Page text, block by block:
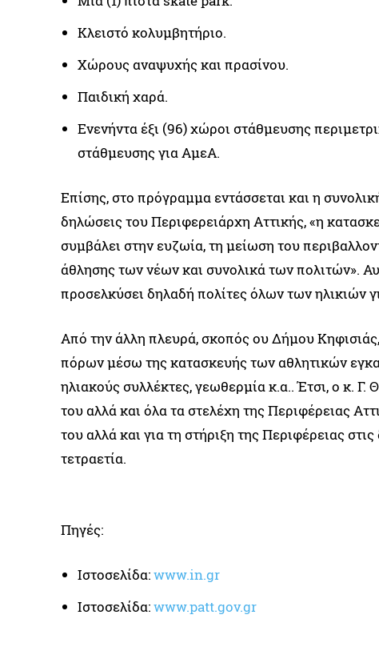
Κλειστό κολυμβητήριο.
Χώρους αναψυχής και πρασίνου.
Παιδική χαρά.
Ενενήντα έξι (96) χώροι στάθμευσης
στάθμευσης για ΑμεΑ.
Επίσης, στο πρόγραμμα εντάσσεται και η
δηλώσεις του Περιφερειάρχη Αττικής, «η
συμβάλει στην ευζωία, τη μείωση του
άθλησης των νέων και συνολικά των πολιτών».
προσελκύσει δηλαδή πολίτες όλων των ηλικιών
Από την άλλη πλευρά, σκοπός ου Δήμου
πόρων μέσω της κατασκευής των αθλητικών
ηλιακούς συλλέκτες, γεωθερμία κ.α.. Έτσι, ο κ.
του αλλά και όλα τα στελέχη της Περιφέρειας
του αλλά και για τη στήριξη της Περιφέρειας
τετραετία.
Πηγές:
Ιστοσελίδα:www.in.gr
Ιστοσελίδα:www.patt.gov.gr